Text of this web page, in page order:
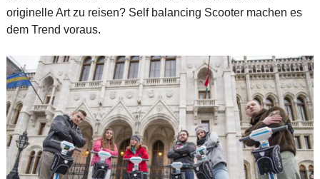
originelle Art zu reisen? Self balancing Scooter machen es
dem Trend voraus.